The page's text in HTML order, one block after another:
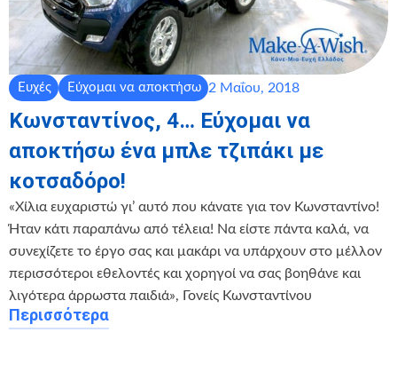
Ευχές Εύχομαι να αποκτήσω 2 Μαΐου, 2018
Κωνσταντίνος, 4… Εύχομαι να
αποκτήσω ένα μπλε τζιπάκι με
κοτσαδόρο!
«Χίλια ευχαριστώ γι’ αυτό που κάνατε για τον Κωνσταντίνο!
Ήταν κάτι παραπάνω από τέλεια! Να είστε πάντα καλά, να
συνεχίζετε το έργο σας και μακάρι να υπάρχουν στο μέλλον
περισσότεροι εθελοντές και χορηγοί να σας βοηθάνε και
λιγότερα άρρωστα παιδιά», Γονείς Κωνσταντίνου
Περισσότερα